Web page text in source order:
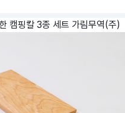
캠핑칼 3종 세트 가림무역(주)